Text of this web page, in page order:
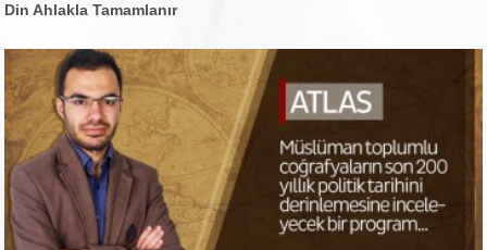
Din Ahlakla Tamamlanır